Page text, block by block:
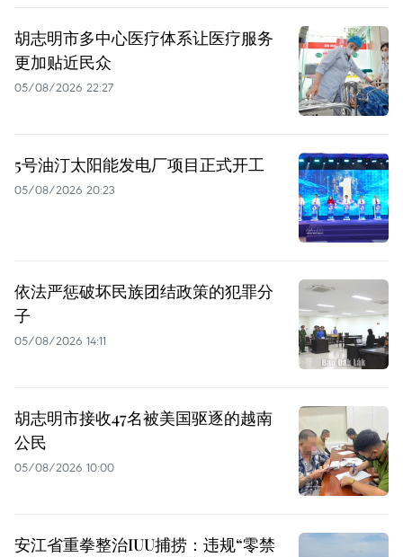
胡志明市多中心医疗体系让医疗服务
更加贴近民众
05/08/2026 22:27
5号油汀太阳能发电厂项目正式开工
05/08/2026 20:23
依法严惩破坏民族团结政策的犯罪分
子
05/08/2026 14:11
胡志明市接收47名被美国驱逐的越南
公民
05/08/2026 10:00
安江省重拳整治IUU捕捞：违规“零禁